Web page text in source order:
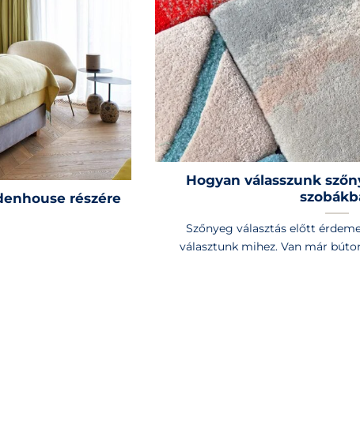
Hogyan válasszunk
Szőnyeg választás előtt
választunk mihez. Van már
részére